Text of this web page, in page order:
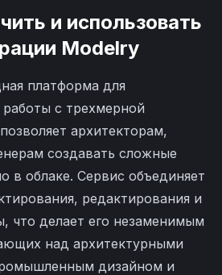
и использовать
Modelry
платформа для
с трехмерной
архитекторам,
создавать сложные
в облаке. Сервис объединяет
редактирования и
что делает его незаменимым
над архитектурными
дизайном и